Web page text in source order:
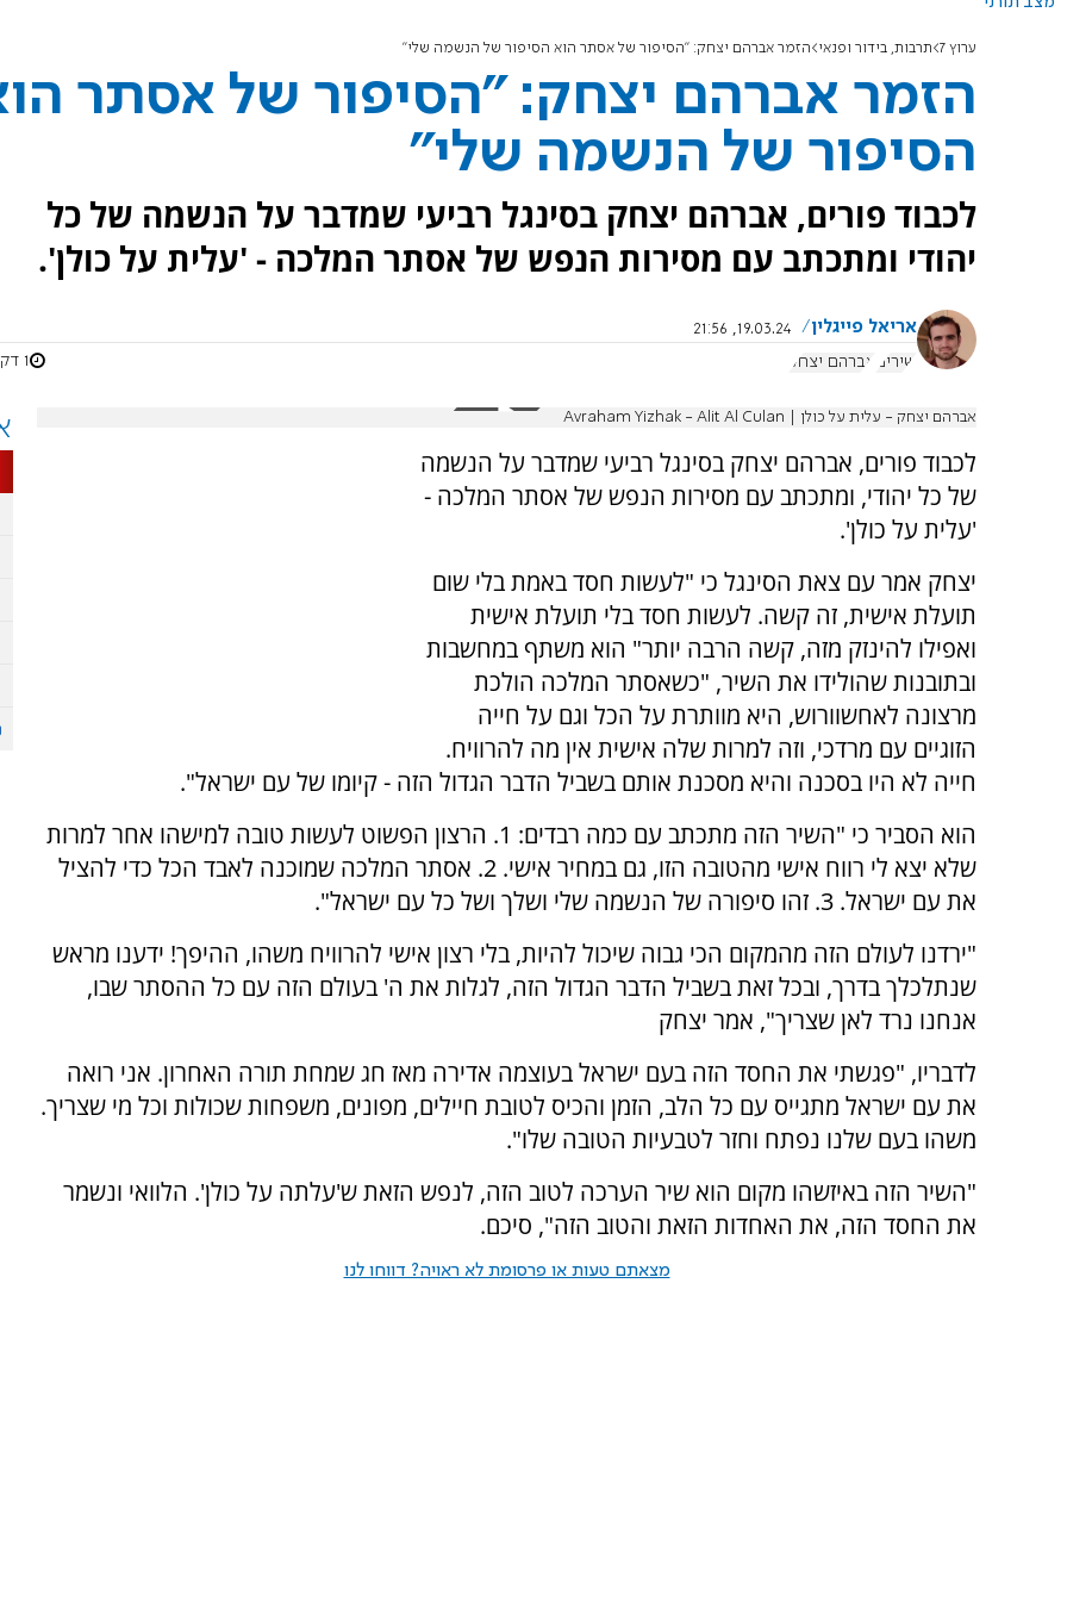
ערוץ 7 תרבות, בידור ופנאי הזמר אברהם יצחק: "הסיפור של אסתר הוא הסיפור של הנשמה שלי"
הזמר אברהם יצחק: "הסיפור של אסתר
הסיפור של הנשמה שלי"
לכבוד פורים, אברהם יצחק בסינגל רביעי שמדבר על הנשמה של כל
יהודי ומתכתב עם מסירות הנפש של אסתר המלכה - 'עלית על כולן'.
אריאל פייגלין
19.03.24, 21:56
שירים אברהם יצחק 1 דקות
אברהם יצחק - עלית על כולן | Avraham Yizhak - Alit Al Culan
לכבוד פורים, אברהם יצחק בסינגל רביעי שמדבר על הנשמה
של כל יהודי, ומתכתב עם מסירות הנפש של אסתר המלכה -
'עלית על כולן'.
יצחק אמר עם צאת הסינגל כי "לעשות חסד באמת בלי שום
תועלת אישית, זה קשה. לעשות חסד בלי תועלת אישית
ואפילו להינזק מזה, קשה הרבה יותר" הוא משתף במחשבות
ובתובנות שהולידו את השיר, "כשאסתר המלכה הולכת
מרצונה לאחשוורוש, היא מוותרת על הכל וגם על חייה
הזוגיים עם מרדכי, וזה למרות שלה אישית אין מה להרוויח.
חייה לא היו בסכנה והיא מסכנת אותם בשביל הדבר הגדול הזה - קיומו של עם ישראל".
הוא הסביר כי "השיר הזה מתכתב עם כמה רבדים: 1. הרצון הפשוט לעשות טובה למישהו אחר למרות
שלא יצא לי רווח אישי מהטובה הזו, גם במחיר אישי. 2. אסתר המלכה שמוכנה לאבד הכל כדי להציל
את עם ישראל. 3. זהו סיפורה של הנשמה שלי ושלך ושל כל עם ישראל".
"ירדנו לעולם הזה מהמקום הכי גבוה שיכול להיות, בלי רצון אישי להרוויח משהו, ההיפך! ידענו מראש
שנתלכלך בדרך, ובכל זאת בשביל הדבר הגדול הזה, לגלות את ה' בעולם הזה עם כל ההסתר שבו,
אנחנו נרד לאן שצריך", אמר יצחק
לדבריו, "פגשתי את החסד הזה בעם ישראל בעוצמה אדירה מאז חג שמחת תורה האחרון. אני רואה
את עם ישראל מתגייס עם כל הלב, הזמן והכיס לטובת חיילים, מפונים, משפחות שכולות וכל מי שצריך.
משהו בעם שלנו נפתח וחזר לטבעיות הטובה שלו".
"השיר הזה באיזשהו מקום הוא שיר הערכה לטוב הזה, לנפש הזאת ש'עלתה על כולן'. הלוואי ונשמר
את החסד הזה, את האחדות הזאת והטוב הזה", סיכם.
מצאתם טעות או פרסומת לא ראויה? דווחו לנו